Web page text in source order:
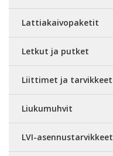
Lattiakaivopaketit
Letkut ja putket
Liittimet ja tarvikkeet
Liukumuhvit
LVI-asennustarvikkeet